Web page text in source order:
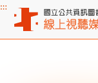
主要內容區塊
:::